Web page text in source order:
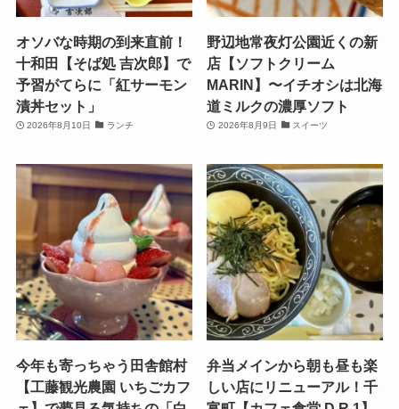
オソバな時期の到来直前！
十和田【そば処 吉次郎】で
予習がてらに「紅サーモン
漬丼セット」
2026年8月10日 ランチ
野辺地常夜灯公園近くの新
店【ソフトクリーム
MARIN】〜イチオシは北海
道ミルクの濃厚ソフト
2026年8月9日 スイーツ
今年も寄っちゃう田舎館村
【工藤観光農園 いちごカフ
弁当メインから朝も昼も楽
しい店にリニューアル！千